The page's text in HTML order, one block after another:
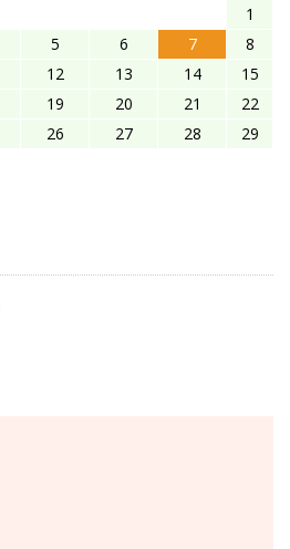
1
5 6 7
8
12 13 14
15
19 20 21
22
26 27 28
29